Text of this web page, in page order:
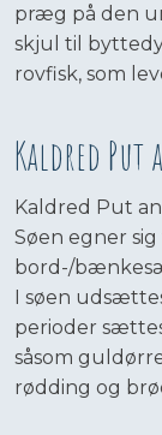
præg på den
skjul til
rovfisk, som
Kaldred Put
Kaldred Put
Søen egner
bord-/
I søen
perioder
såsom
rødding og